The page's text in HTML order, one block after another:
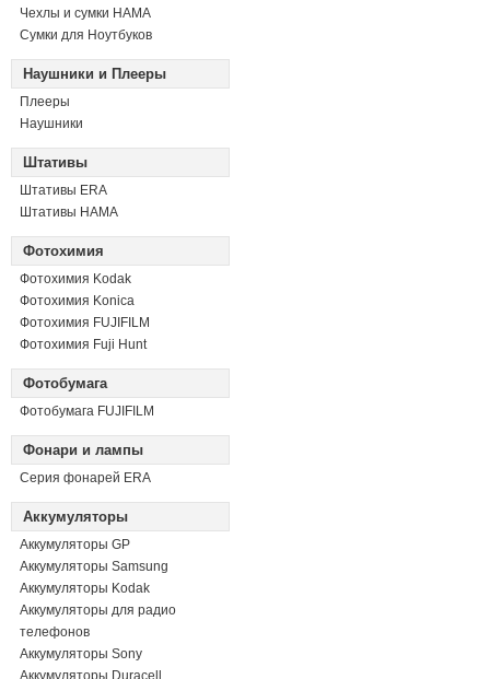
Чехлы и сумки HAMA
Сумки для Ноутбуков
Наушники и Плееры
Плееры
Наушники
Штативы
Штативы ERA
Штативы HAMA
Фотохимия
Фотохимия Kodak
Фотохимия Konica
Фотохимия FUJIFILM
Фотохимия Fuji Hunt
Фотобумага
Фотобумага FUJIFILM
Фонари и лампы
Серия фонарей ERA
Аккумуляторы
Аккумуляторы GP
Аккумуляторы Samsung
Аккумуляторы Kodak
Аккумуляторы для радио
телефонов
Аккумуляторы Sony
Аккумуляторы Duracell